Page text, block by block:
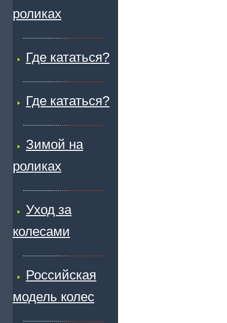
роликах
Где кататься?
Где кататься?
Зимой на
роликах
Уход за
колесами
Российская
модель колес